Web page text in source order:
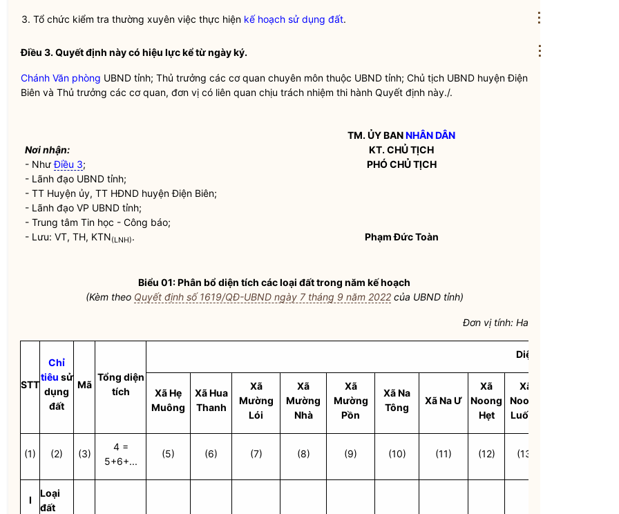
3. Tổ chức kiểm tra thường xuyên việc thực hiện kế hoạch sử dụng đất.
Điều 3.Quyết định này có hiệu lực kể từ ngày ký.
Chánh Văn phòng UBND tỉnh; Thủ trưởng các cơ quan chuyên môn thuộc UBND tỉnh; Chủ tịch UBND huyện Điện
Biên và Thủ trưởng các cơ quan, đơn vị có liên quan chịu trách nhiệm thi hành Quyết định này./.
Nơi nhận:
- NhưĐiều 3;
- Lãnh đạo UBND tỉnh;
- TT Huyện ủy, TT HĐND huyện Điện Biên;
- Lãnh đạo VP UBND tỉnh;
- Trung tâm Tin học - Công báo;
- Lưu: VT, TH, KTN(LNH).
TM. ỦY BANNHÂN DÂN
KT. CHỦ TỊCH
PHÓ CHỦ TỊCH
Phạm Đức Toàn
Biểu 01: Phân bổ diện tích các loại đất trong năm kế hoạch
(Kèm theo Quyết định số 1619/QĐ-UBND ngày 7 tháng 9 năm 2022của UBND tỉnh)
Đơn vị tính: Ha
STT
Chỉ
tiêu sử
dụng
đất
Mã
Tổng diện
tích
Diện tích phân theo
Xã Hẹ
Muông
Xã Hua
Thanh
Xã
Mường
Lói
Xã
Mường
Nhà
Xã
Mường
Pồn
Xã Na
Tông
Xã Na Ư
Xã
Noong
Hẹt
Xã
Noong
Luống
(1) (2) (3)
4 =
5+6+...
(5) (6) (7) (8) (9) (10) (11) (12) (13)
I
Loại
đất
⋮
⋮